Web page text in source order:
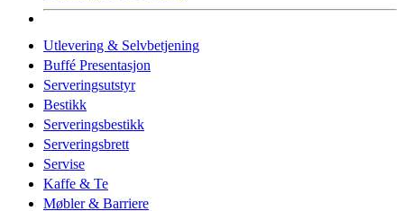
Utlevering & Selvbetjening
Buffé Presentasjon
Serveringsutstyr
Bestikk
Serveringsbestikk
Serveringsbrett
Servise
Kaffe & Te
Møbler & Barriere